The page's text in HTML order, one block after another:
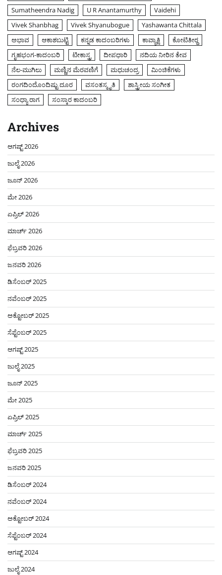
Sumatheendra Nadig
U R Anantamurthy
Vaidehi
Vivek Shanbhag
Vivek Shyanubogue
Yashawanta Chittala
ಅಭಾವ
ಆಕಾಶಬುಟ್ಟಿ ಕನ್ನಡ ಕಾದಂಬರಿಗಳು ಕಾವ್ಯಾಕ್ಷಿ
ಕೋಟಿತೀರ್‍ಥ
ಗೃಹಭಂಗ-ಕಾದಂಬರಿ
ಟೀಕಾಸ್ತ್ರ ದೀಪಧಾರಿ
ನದಿಯ ನೀರಿನ ತೇವ
ನೆಲ-ಮುಗಿಲು
ಮಣ್ಣಿನ ಮೆರವಣಿಗೆ ಮಧುಚಂದ್ರ
ಮಿಂಚಿಕೆಗಳು
ರಂಗದಿಂದೊಂದಿಷ್ಟು ದೂರ
ವಸಂತಸ್ಮೃತಿ
ಶಾಸ್ತ್ರೀಯ ಸಂಗೀತ
ಸಂಧ್ಯಾ ರಾಗ
ಸಂಸ್ಕಾರ ಕಾದಂಬರಿ
Archives
ಆಗಷ್ಟ್ 2026
ಜುಲೈ 2026
ಜೂನ್ 2026
ಮೇ 2026
ಏಪ್ರಿಲ್ 2026
ಮಾರ್ಚ್ 2026
ಫೆಬ್ರವರಿ 2026
ಜನವರಿ 2026
ಡಿಸೆಂಬರ್ 2025
ನವೆಂಬರ್ 2025
ಅಕ್ಟೋಬರ್ 2025
ಸೆಪ್ಟೆಂಬರ್ 2025
ಆಗಷ್ಟ್ 2025
ಜುಲೈ 2025
ಜೂನ್ 2025
ಮೇ 2025
ಏಪ್ರಿಲ್ 2025
ಮಾರ್ಚ್ 2025
ಫೆಬ್ರವರಿ 2025
ಜನವರಿ 2025
ಡಿಸೆಂಬರ್ 2024
ನವೆಂಬರ್ 2024
ಅಕ್ಟೋಬರ್ 2024
ಸೆಪ್ಟೆಂಬರ್ 2024
ಆಗಷ್ಟ್ 2024
ಜುಲೈ 2024